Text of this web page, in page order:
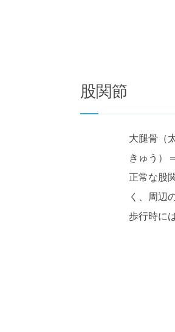
股関節
大腿骨（
きゅう）
正常な股
く、周辺
歩行時に